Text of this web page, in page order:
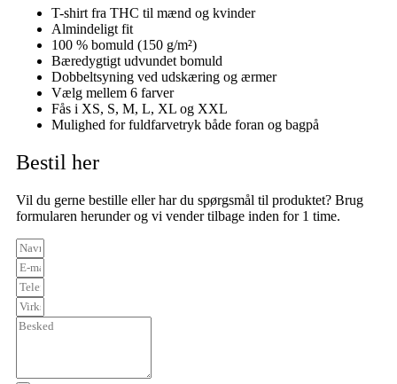
T-shirt fra THC til mænd og kvinder
Almindeligt fit
100 % bomuld (150 g/m²)
Bæredygtigt udvundet bomuld
Dobbeltsyning ved udskæring og ærmer
Vælg mellem 6 farver
Fås i XS, S, M, L, XL og XXL
Mulighed for fuldfarvetryk både foran og bagpå
Bestil her
Vil du gerne bestille eller har du spørgsmål til produktet? Brug
formularen herunder og vi vender tilbage inden for 1 time.